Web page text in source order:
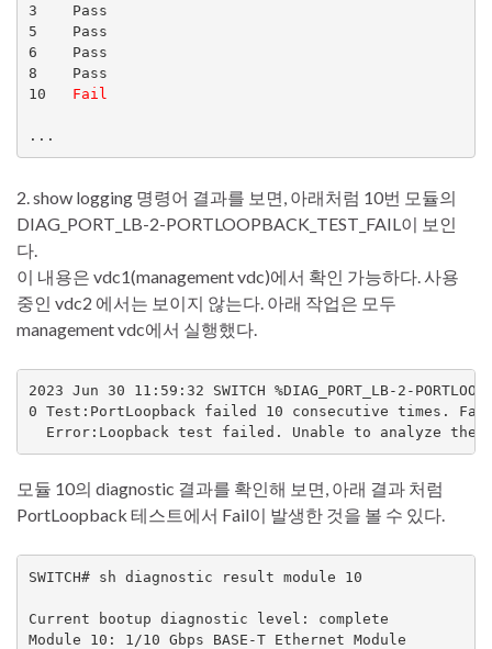
3    Pass
5    Pass
6    Pass
8    Pass
10 Fail
...
2. show logging 명령어 결과를 보면, 아래처럼 10번 모듈의
DIAG_PORT_LB-2-PORTLOOPBACK_TEST_FAIL이 보인
다.
이 내용은 vdc1(management vdc)에서 확인 가능하다. 사용
중인 vdc2 에서는 보이지 않는다. 아래 작업은 모두
management vdc에서 실행했다.
2023 Jun 30 11:59:32 SWITCH %DIAG_PORT_LB-2-
0 Test:PortLoopback failed 10 consecutive times.
Error:Loopback test failed. Unable to analyze the
모듈 10의 diagnostic 결과를 확인해 보면, 아래 결과 처럼
PortLoopback 테스트에서 Fail이 발생한 것을 볼 수 있다.
SWITCH# sh diagnostic result module 10
Current bootup diagnostic level: complete
Module 10: 1/10 Gbps BASE-T Ethernet Module